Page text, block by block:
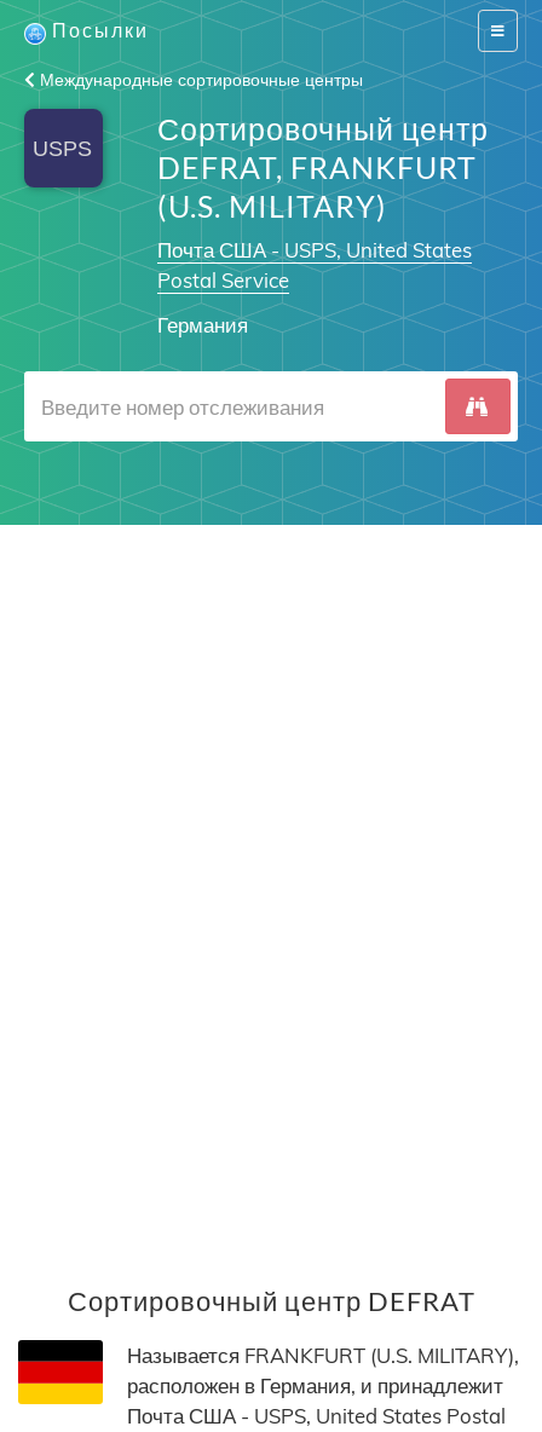
Switch
Посылки
Международные сортировочные центры
Сортировочный центр
DEFRAT, FRANKFURT
(U.S. MILITARY)
Почта США - USPS, United States
Postal Service
Германия
Сортировочный центр DEFRAT
Называется FRANKFURT (U.S. MILITARY),
расположен в Германия, и принадлежит
Почта США - USPS, United States Postal